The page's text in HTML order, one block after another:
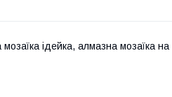
ідейка, алмазна мозаїка на